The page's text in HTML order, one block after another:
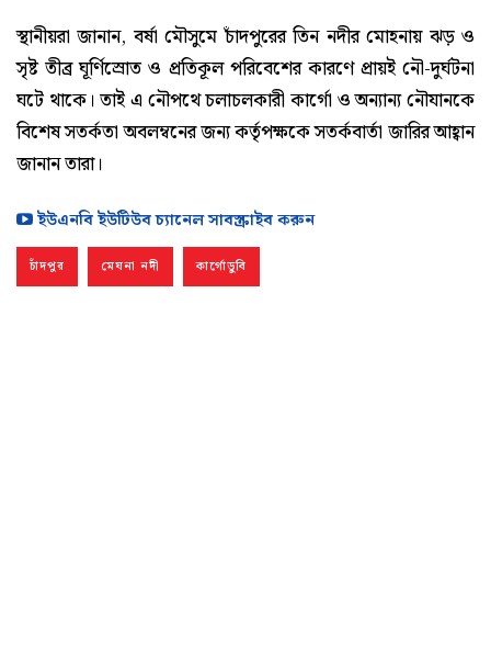
স্থানীয়রা জানান, বর্ষা মৌসুমে চাঁদপুরের তিন নদীর মোহনায় ঝড় ও
সৃষ্ট তীব্র ঘূর্ণিস্রোত ও প্রতিকূল পরিবেশের কারণে প্রায়ই নৌ-দুর্ঘটনা
ঘটে থাকে। তাই এ নৌপথে চলাচলকারী কার্গো ও অন্যান্য নৌযানকে
বিশেষ সতর্কতা অবলম্বনের জন্য কর্তৃপক্ষকে সতর্কবার্তা জারির আহ্বান
জানান তারা।
ইউএনবি ইউটিউব চ্যানেল সাবস্ক্রাইব করুন
চাঁদপুর মেঘনা নদী কার্গোডুবি